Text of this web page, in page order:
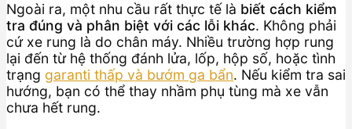
Ngoài ra, một nhu cầu rất thực tế là biết cách kiểm
tra đúng và phân biệt với các lỗi khác. Không phải
cứ xe rung là do chân máy. Nhiều trường hợp rung
lại đến từ hệ thống đánh lửa, lốp, hộp số, hoặc tình
trạng garanti thấp và bướm ga bẩn. Nếu kiểm tra sai
hướng, bạn có thể thay nhầm phụ tùng mà xe vẫn
chưa hết rung.